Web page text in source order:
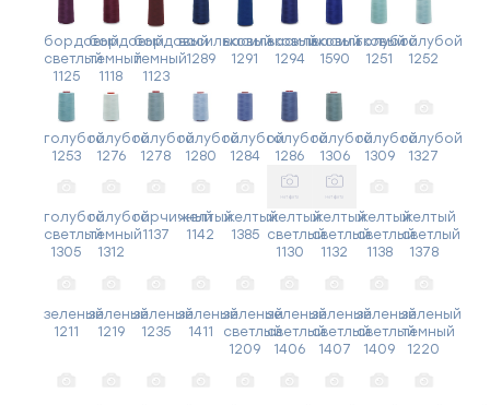
бордовый
светлый
1125
бордовый
темный
1118
бордовый
темный
1123
васильковый
1289
васильковый
1291
васильковый
1294
васильковый
1590
голубой
1251
голубой
1252
голубой
1253
голубой
1276
голубой
1278
голубой
1280
голубой
1284
голубой
1286
голубой
1306
голубой
1309
голубой
1327
голубой
светлый
1305
голубой
темный
1312
горчичный
1137
желтый
1142
желтый
1385
желтый
светлый
1130
желтый
светлый
1132
желтый
светлый
1138
желтый
светлый
1378
зеленый
1211
зеленый
1219
зеленый
1235
зеленый
1411
зеленый
светлый
1209
зеленый
светлый
1406
зеленый
светлый
1407
зеленый
светлый
1409
зеленый
темный
1220